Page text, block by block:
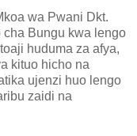
wa Pwani Dkt.
Bungu kwa lengo
huduma za afya,
kituo hicho na
ujenzi huo lengo
zaidi na